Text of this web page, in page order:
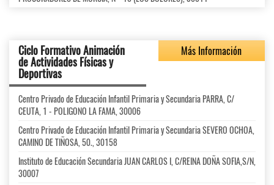
Ciclo Formativo Animación
de Actividades Físicas y
Deportivas
Más Información
Centro Privado de Educación Infantil Primaria y Secundaria PARRA, C/
CEUTA, 1 - POLIGONO LA FAMA, 30006
Centro Privado de Educación Infantil Primaria y Secundaria SEVERO OCHOA,
CAMINO DE TIÑOSA, 50., 30158
Instituto de Educación Secundaria JUAN CARLOS I, C/REINA DOÑA SOFIA,S/N,
30007